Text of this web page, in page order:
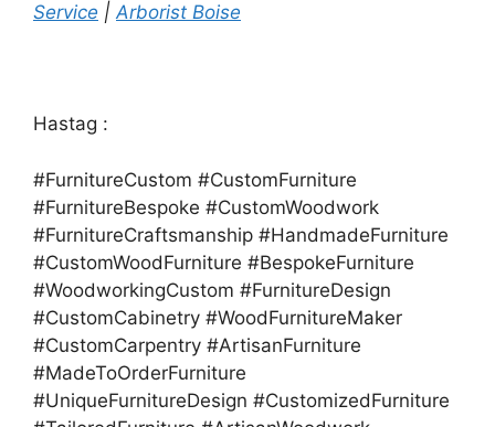
Service | Arborist Boise
Hastag :
#FurnitureCustom #CustomFurniture
#FurnitureBespoke #CustomWoodwork
#FurnitureCraftsmanship #HandmadeFurniture
#CustomWoodFurniture #BespokeFurniture
#WoodworkingCustom #FurnitureDesign
#CustomCabinetry #WoodFurnitureMaker
#CustomCarpentry #ArtisanFurniture
#MadeToOrderFurniture
#UniqueFurnitureDesign #CustomizedFurniture